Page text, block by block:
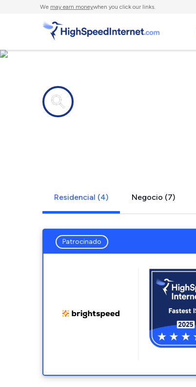
We may earn moneywhen you click our links.
Residencial (4) Negocio (7)
Patrocinado